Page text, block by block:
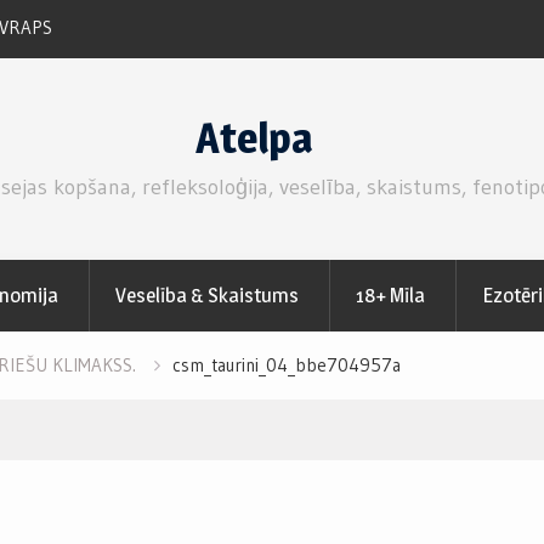
Atelpa
kopšana, refleksoloģija, veselība, skaistums,
Veselība & Skaistums 18+ Mīla
KLIMAKSS. csm_taurini_04_bbe704957a